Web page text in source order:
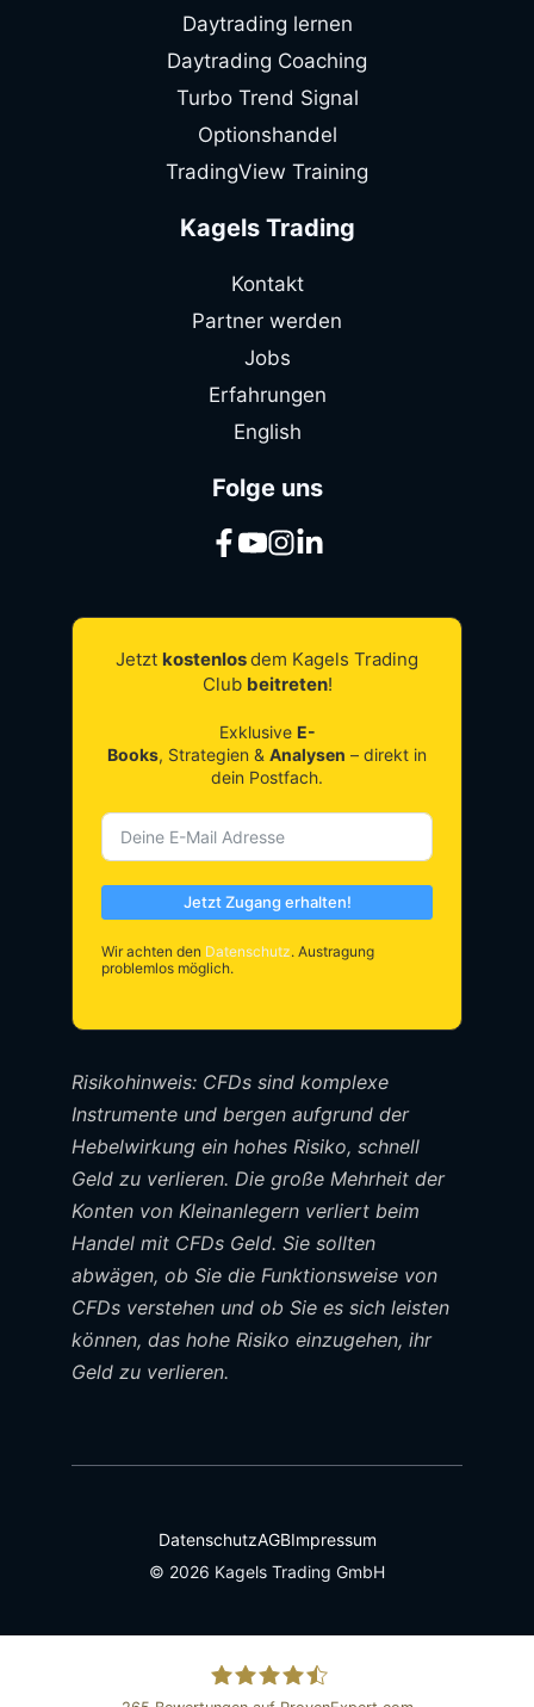
Daytrading lernen
Daytrading Coaching
Turbo Trend Signal
Optionshandel
TradingView Training
Kagels Trading
Kontakt
Partner werden
Jobs
Erfahrungen
English
Folge uns
Jetzt kostenlosdem Kagels Trading
Club beitreten!
Exklusive E-
Books, Strategien & Analysen – direkt in
dein Postfach.
Jetzt Zugang erhalten!
Wir achten den Datenschutz. Austragung
problemlos möglich.
Risikohinweis: CFDs sind komplexe
Instrumente und bergen aufgrund der
Hebelwirkung ein hohes Risiko, schnell
Geld zu verlieren. Die große Mehrheit der
Konten von Kleinanlegern verliert beim
Handel mit CFDs Geld. Sie sollten
abwägen, ob Sie die Funktionsweise von
CFDs verstehen und ob Sie es sich leisten
können, das hohe Risiko einzugehen, ihr
Geld zu verlieren.
© 2026 Kagels Trading GmbH
DatenschutzAGBImpressum